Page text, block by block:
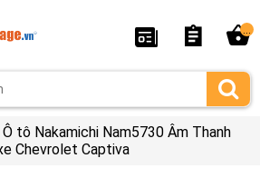
Ô tô Nakamichi Nam5730 Âm Thanh
Chevrolet Captiva